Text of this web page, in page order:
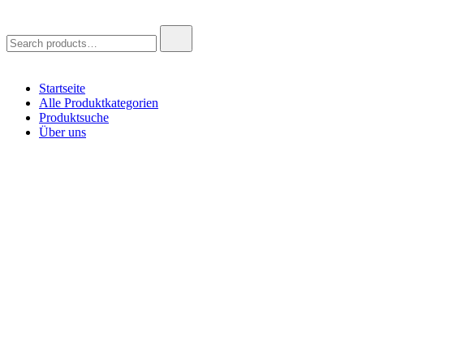
for:
Startseite
Alle Produktkategorien
Produktsuche
Über uns